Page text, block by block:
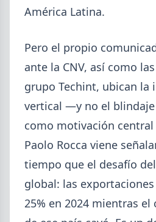
SUSCRIPCIÓN A SIDERDATO
América Latina.
Pero el propio
ante la CNV, así como
grupo Techint, ubican la
vertical —y no el
como motivación
Paolo Rocca viene
tiempo que el desafío
global: las
25% en 2024 mientras